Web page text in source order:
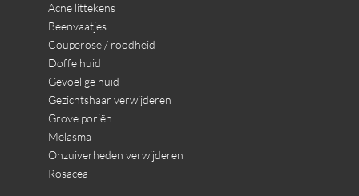
Acne littekens
Beenvaatjes
Couperose / roodheid
Doffe huid
Gevoelige huid
Gezichtshaar verwijderen
Grove poriën
Melasma
Onzuiverheden verwijderen
Rosacea